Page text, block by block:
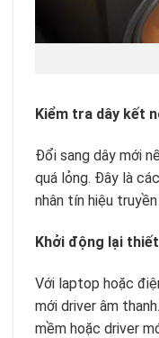
Kiểm tra dây kết
Đổi sang dây mới
quá lỏng. Đây là
nhân tín hiệu
Khởi động lại
Với laptop hoặc
mới driver âm
mềm hoặc driver